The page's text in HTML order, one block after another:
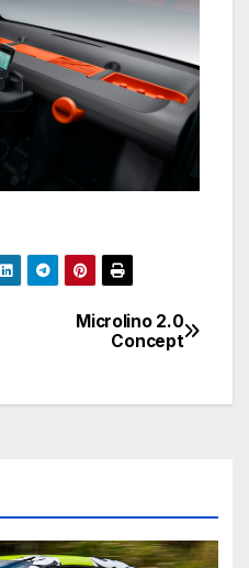
Microlino 2.0
Concept